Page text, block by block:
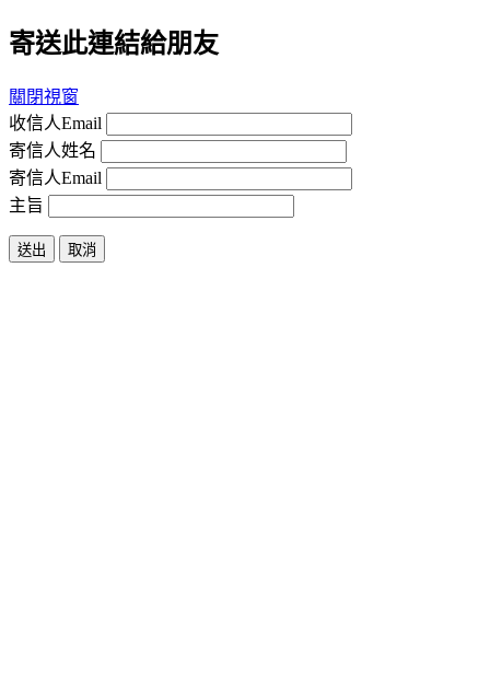
寄送此連結給朋友
關閉視窗
收信人Email
寄信人姓名
寄信人Email
主旨
送出 取消